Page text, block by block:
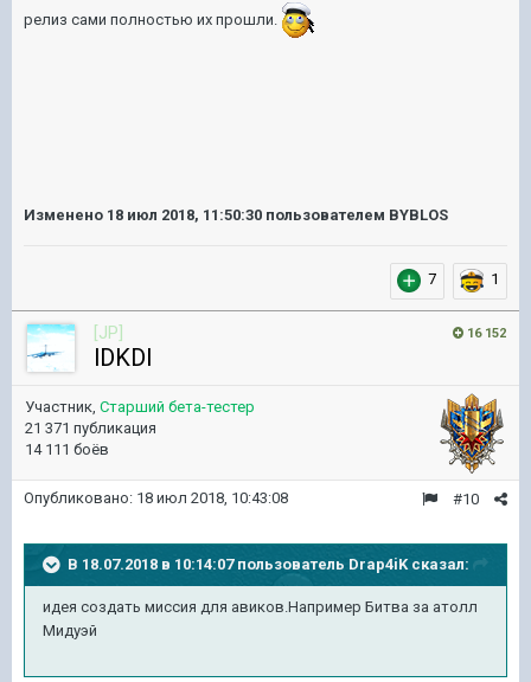
релиз сами полностью их прошли.
Изменено 18 июл 2018, 11:50:30 пользователем BYBLOS
7 1
16 152
[JP]
lDKDl
Участник, Старший бета-тестер
21 371 публикация
14 111 боёв
#10
Опубликовано: 18 июл 2018, 10:43:08
В 18.07.2018 в 10:14:07 пользователь Drap4iK сказал:
идея создать миссия для авиков.Например Битва за атолл
Мидуэй